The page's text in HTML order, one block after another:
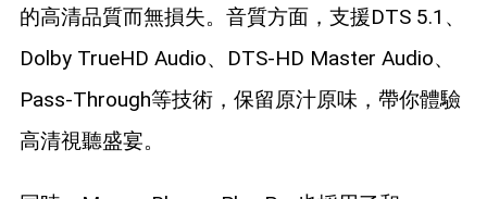
的高清品質而無損失。音質方面，支援DTS 5.1、
Dolby TrueHD Audio、DTS-HD Master Audio、
Pass-Through等技術，保留原汁原味，帶你體驗
高清視聽盛宴。